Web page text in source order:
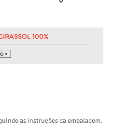
100%
>
as instruções da embalagem.